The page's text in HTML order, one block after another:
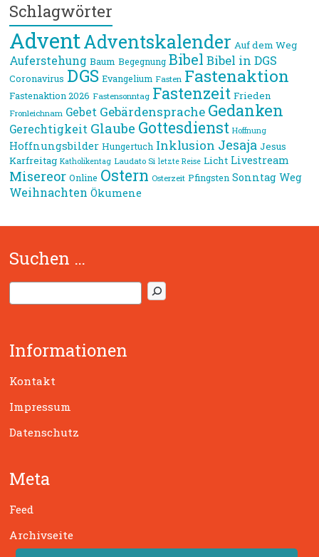
Schlagwörter
AdventAdventskalender Auf dem Weg
Auferstehung Baum Begegnung Bibel Bibel in DGS
Coronavirus DGS Evangelium Fasten Fastenaktion
Fastenaktion 2026 Fastensonntag Fastenzeit Frieden
Fronleichnam Gebet Gebärdensprache Gedanken
Gerechtigkeit Glaube Gottesdienst Hoffnung
Hoffnungsbilder Hungertuch Inklusion Jesaja Jesus
Karfreitag Katholikentag Laudato Si letzte Reise Licht Livestream
Misereor Online Ostern Osterzeit Pfingsten Sonntag Weg
Weihnachten Ökumene
Suchen …
u
e
n
Informationen
Kontakt
Impressum
Datenschutz
Meta
Feed
Archivseite